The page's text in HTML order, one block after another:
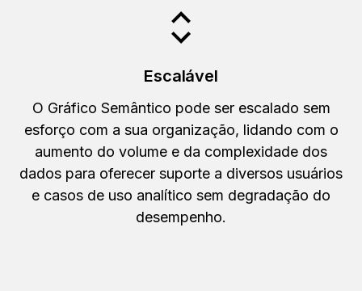
Escalável
O Gráfico Semântico pode ser escalado sem
esforço com a sua organização, lidando com o
aumento do volume e da complexidade dos
dados para oferecer suporte a diversos usuários
e casos de uso analítico sem degradação do
desempenho.